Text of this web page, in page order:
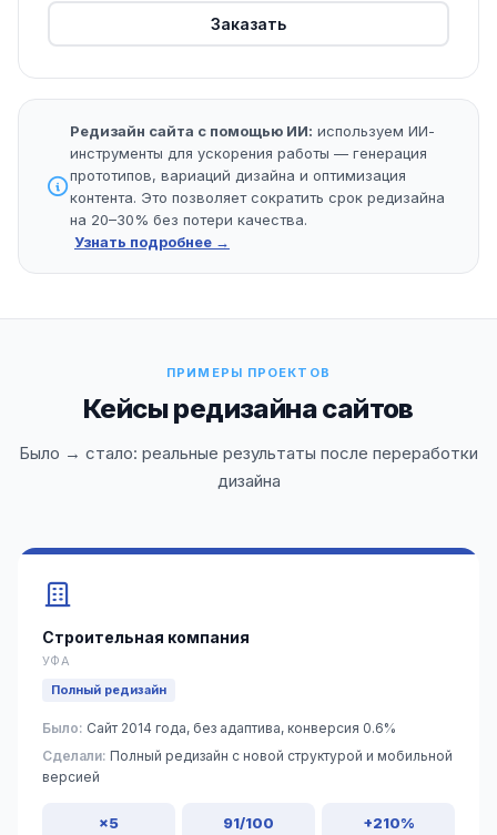
Заказать
Редизайн сайта с помощью ИИ: используем ИИ-
инструменты для ускорения работы — генерация
прототипов, вариаций дизайна и оптимизация
контента. Это позволяет сократить срок редизайна
на 20–30% без потери качества.
Узнать подробнее →
ПРИМЕРЫ ПРОЕКТОВ
Кейсы редизайна сайтов
Было → стало: реальные результаты после переработки
дизайна
Строительная компания
УФА
Полный редизайн
Было: Сайт 2014 года, без адаптива, конверсия 0.6%
Сделали: Полный редизайн с новой структурой и мобильной
версией
×5 91/100 +210%